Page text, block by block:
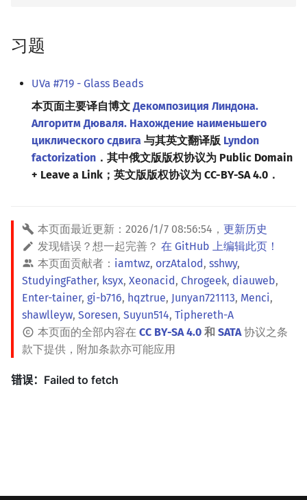
习题
UVa #719 - Glass Beads
本页面主要译自博文Декомпозиция Линдона.
Алгоритм Дюваля. Нахождение наименьшего
циклического сдвига 与其英文翻译版 Lyndon
factorization ．其中俄文版版权协议为 Public Domain
+ Leave a Link；英文版版权协议为 CC-BY-SA 4.0．
本页面最近更新： 2026/1/7 08:56:54 ， 更新历史
发现错误？想一起完善？ 在 GitHub 上编辑此页！
本页面贡献者： iamtwz, orzAtalod, sshwy,
StudyingFather, ksyx, Xeonacid, Chrogeek, diauweb,
Enter-tainer, gi-b716, hqztrue, Junyan721113, Menci,
shawlleyw, Soresen, Suyun514, Tiphereth-A
本页面的全部内容在 CC BY-SA 4.0 和 SATA协议之条
款下提供，附加条款亦可能应用